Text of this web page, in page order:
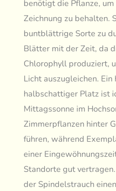
benötigt die Pflanze,
Zeichnung zu behalten.
buntblättrige Sorte zu
Blätter mit der Zeit, da
Chlorophyll produziert,
Licht auszugleichen. Ein
halbschattiger Platz ist
Mittagssonne im
Zimmerpflanzen hinter
führen, während
einer
Standorte gut
der Spindelstrauch